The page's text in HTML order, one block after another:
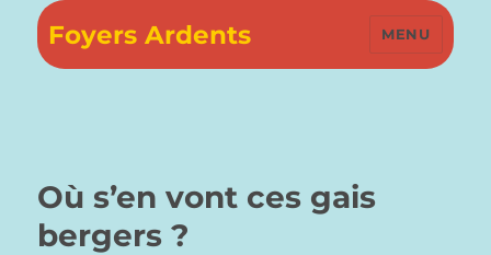
Foyers Ardents MENU
Où s’en vont ces gais
bergers ?